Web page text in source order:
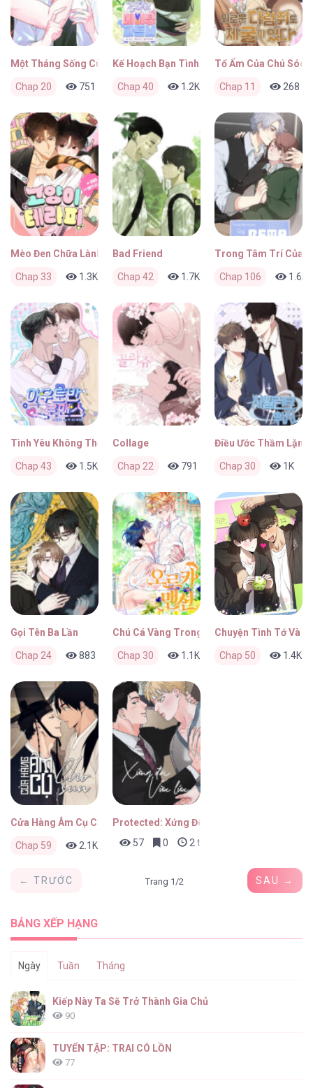
Một Tháng Sống Cùng Bias
Chap 20 751 0 4 tuần trước
Kế Hoạch Bạn Tình
Chap 40 1.2K 0 1 tháng trước
Tổ Ấm Của Chú Sóc
Chap 11 268
Mèo Đen Chữa Lành
Chap 33 1.3K 0 1 tháng trước
Bad Friend
Chap 42 1.7K 0 1 tháng trước
Trong Tâm Trí Của
Chap 106 1.6K
Tình Yêu Không Thể Cản Phá
Chap 43 1.5K 0 1 tháng trước
Collage
Chap 22 791 0 1 tháng trước
Điều Ước Thầm Lặng
Chap 30 1K
Gọi Tên Ba Lần
Chap 24 883 0 2 tháng trước
Chú Cá Vàng Trong Dinh Thự Orca
Chap 30 1.1K 0 2 tháng trước
Chuyện Tình Tớ Và
Chap 50 1.4K
Cửa Hàng Âm Cụ Chosun
Chap 59 2.1K 0 2 tháng trước
Protected: Xứng Đôi Vừa Lứa
57
0 2 tháng trước
← TRƯỚC Trang 1/2 SAU →
BẢNG XẾP HẠNG
Ngày Tuần Tháng
Kiếp Này Ta Sẽ Trở Thành Gia Chủ
90
TUYỂN TẬP: TRAI CÓ LỒN
77